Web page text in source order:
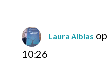
Laura Alblas
10:26